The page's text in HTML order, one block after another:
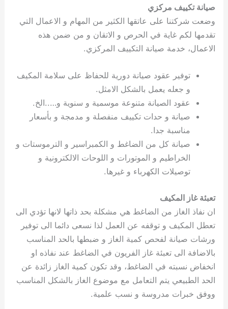
صيانة تكييف مركزي
وضعت شركتنا على عاتقها الكثير من المهام و الاعمال التي
تقدمها لكم غاية في الحرص و الاتقان و من ضمن هذه
الاعمال، خدمة صيانة التكييف المركزي.
توفير عقود صيانة دورية للحفاظ على سلامة المكيف
و جعله يعمل بالشكل الامثل.
عقود الصيانة متنوعة موسمية و سنوية و…..الخ.
صيانة و حدات تكييف منفصلة و مدمجة و بأسعار
مناسبة جدا.
صيانة كل من الضاغط و الكمبراسير و الترموستات و
الخراطيم و الموتورات و اللوحات الالكترونية و
توصيلات الكهرباء و غيرها.
تعبئة غاز المكيف
ان نفاذ الغاز من الضاغط هي مشكلة بحد ذاتها لانها تؤدي الى
تعطل المكيف و توقفه عن العمل لذا نسعى دائما الى توفير
ورشات صيانة لفحص كمية الغاز و ضبطها بالحد المناسب
بالاضافة الى تعبئة غاز الفريون في الضاغط عند نفاذه او
انخفاض نسبته في الضاغط، وقد تكون كمية الغاز زائدة عن
الحد الطبيعي يتم التعامل مع موضوع الغاز بالشكل المناسب
ووفق خبرات مدروسة و نسب علمية.